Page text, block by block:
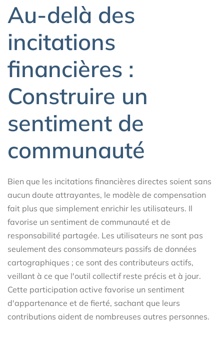
Au-delà des
incitations
financières :
Construire un
sentiment de
communauté
Bien que les incitations financières directes soient sans
aucun doute attrayantes, le modèle de compensation
fait plus que simplement enrichir les utilisateurs. Il
favorise un sentiment de communauté et de
responsabilité partagée. Les utilisateurs ne sont pas
seulement des consommateurs passifs de données
cartographiques ; ce sont des contributeurs actifs,
veillant à ce que l'outil collectif reste précis et à jour.
Cette participation active favorise un sentiment
d'appartenance et de fierté, sachant que leurs
contributions aident de nombreuses autres personnes.